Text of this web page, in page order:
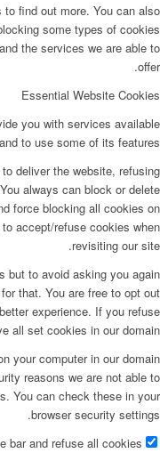
find out more. You can also
some types of cookies
the services we are able to
offer.
Essential Website Cookies
you with services available
to use some of its features.
deliver the website, refusing
always can block or delete
force blocking all cookies on
accept/refuse cookies when
revisiting our site.
but to avoid asking you again
that. You are free to opt out
experience. If you refuse
all set cookies in our domain.
your computer in our domain
reasons we are not able to
You can check these in your
browser security settings.
bar and refuse all cookies